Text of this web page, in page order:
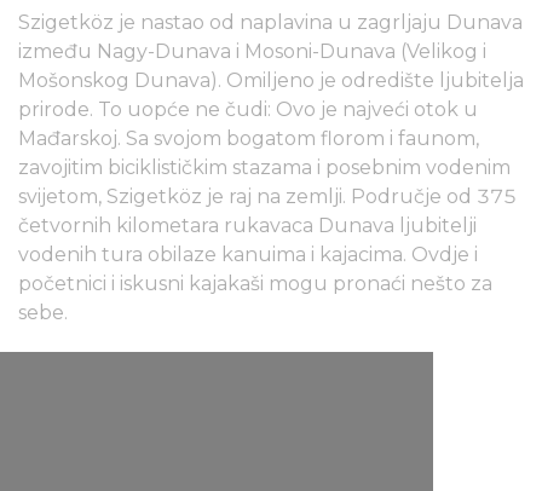
Szigetköz je nastao od naplavina u zagrljaju Dunava
između Nagy-Dunava i Mosoni-Dunava (Velikog i
Mošonskog Dunava). Omiljeno je odredište ljubitelja
prirode. To uopće ne čudi: Ovo je najveći otok u
Mađarskoj. Sa svojom bogatom florom i faunom,
zavojitim biciklističkim stazama i posebnim vodenim
svijetom, Szigetköz je raj na zemlji. Područje od 375
četvornih kilometara rukavaca Dunava ljubitelji
vodenih tura obilaze kanuima i kajacima. Ovdje i
početnici i iskusni kajakaši mogu pronaći nešto za
sebe.